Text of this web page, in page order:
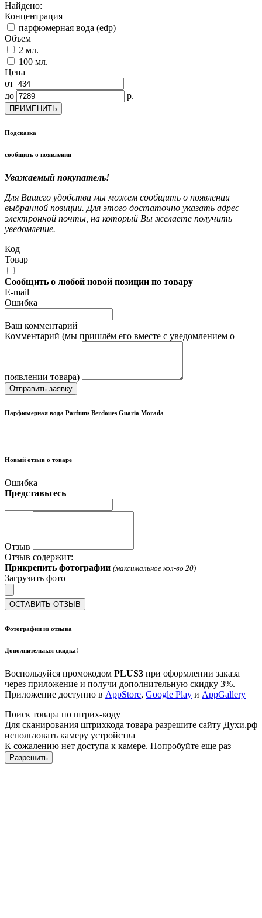
Найдено:
Концентрация
парфюмерная вода (edp)
Объем
2 мл.
100 мл.
Цена
от
до
р.
ПРИМЕНИТЬ
Подсказка
сообщить о появлении
Уважаемый покупатель!
Для Вашего удобства мы можем сообщить о появлении
выбранной позиции. Для этого достаточно указать адрес
электронной почты, на который Вы желаете получить
уведомление.
Код
Товар
Сообщить о любой новой позиции по товару
E-mail
Ошибка
Ваш комментарий
Комментарий (мы пришлём его вместе с уведомлением о
появлении товара)
Отправить заявку
Парфюмерная вода Parfums Berdoues Guaria Morada
Новый отзыв о товаре
Ошибка
Представьтесь
Отзыв
Отзыв содержит:
Прикрепить фотографии (максимальное кол-во 20)
Загрузить фото
ОСТАВИТЬ ОТЗЫВ
Фотографии из отзыва
Дополнительная скидка!
Воспользуйся промокодом PLUS3 при оформлении заказа
через приложение и получи дополнительную скидку 3%.
Приложение доступно в AppStore, Google Play и AppGallery
Поиск товара по штрих-коду
Для сканирования штрихкода товара разрешите сайту Духи.рф
использовать камеру устройства
К сожалению нет доступа к камере. Попробуйте еще раз
Разрешить